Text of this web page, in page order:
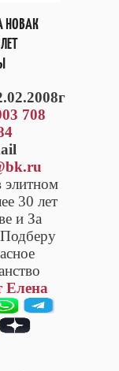
НОВАК
708
элитном
30 лет
и За
Елена